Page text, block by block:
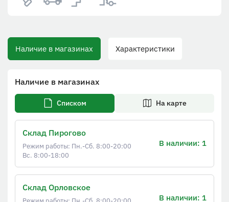
Наличие в магазинах Характеристики
Наличие в магазинах
Списком На карте
Склад Пирогово
Режим работы: Пн.-Сб. 8:00-20:00
Вс. 8:00-18:00
В наличии: 1
Склад Орловское
Режим работы: Пн.-Сб. 8:00-20:00 В наличии: 1